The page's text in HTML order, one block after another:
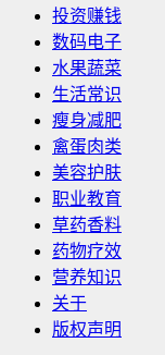
投资赚钱
数码电子
水果蔬菜
生活常识
瘦身减肥
禽蛋肉类
美容护肤
职业教育
草药香料
药物疗效
营养知识
关于
版权声明